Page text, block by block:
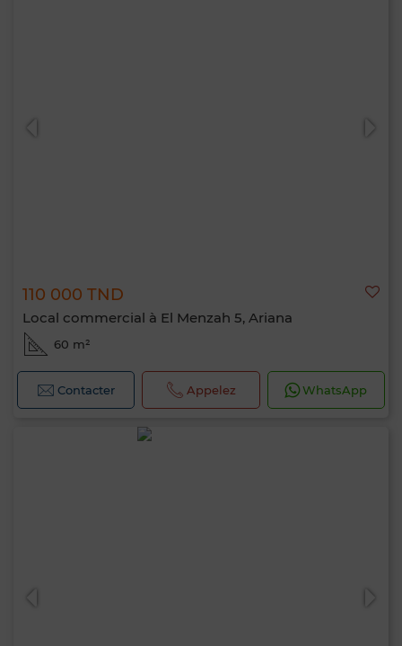
110 000 TND
Local commercial à El Menzah 5, Ariana
60 m²
Contacter Appelez WhatsApp